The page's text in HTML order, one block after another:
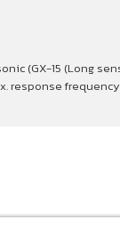
(GX-15 (Long
response